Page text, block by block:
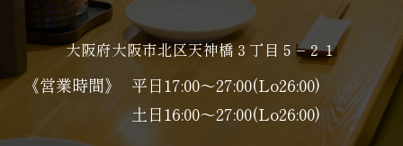
大阪府大阪市北区天神橋３丁目５−２１
《営業時間》
平日17:00～27:00(Lo26:00)
土日16:00～27:00(Lo26:00)